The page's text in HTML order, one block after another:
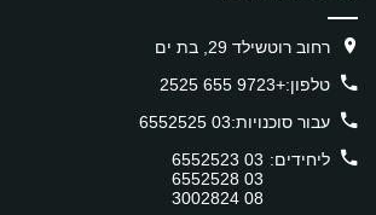
רחוב רוטשילד 29, בת ים
טלפון:+9723 655 2525
עבור סוכנויות:03 6552525
ליחידים: 03 6552523
03 6552528
08 3002824